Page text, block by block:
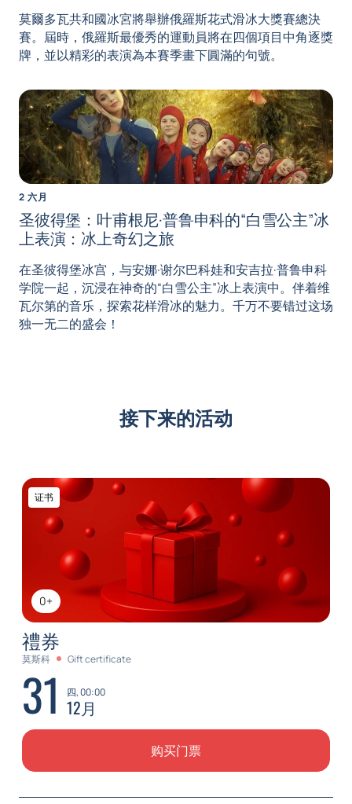
莫爾多瓦共和國冰宮將舉辦俄羅斯花式滑冰大獎賽總決
賽。屆時，俄羅斯最優秀的運動員將在四個項目中角逐獎
牌，並以精彩的表演為本賽季畫下圓滿的句號。
2 六月
圣彼得堡：叶甫根尼·普鲁申科的“白雪公主”冰
上表演：冰上奇幻之旅
在圣彼得堡冰宫，与安娜·谢尔巴科娃和安吉拉·普鲁申科
学院一起，沉浸在神奇的“白雪公主”冰上表演中。伴着维
瓦尔第的音乐，探索花样滑冰的魅力。千万不要错过这场
独一无二的盛会！
接下来的活动
0+
证书
禮券
莫斯科 Gift certificate
31 四, 00:00
12月
购买门票